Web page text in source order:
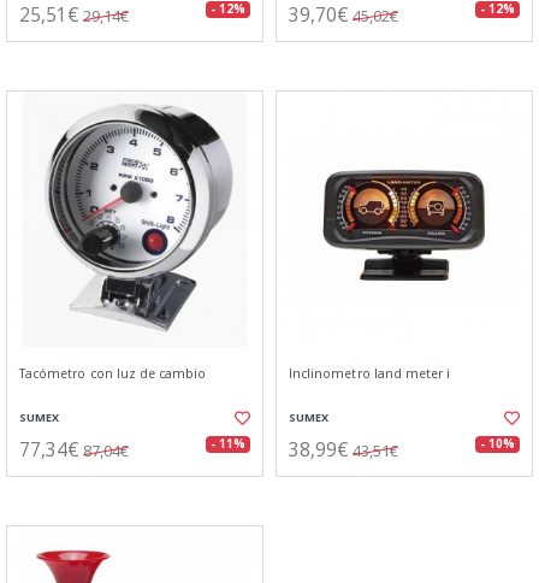
25,51€ 29,14€ - 12% 39,70€ 45,02€ - 12%
Tacómetro con luz de cambio
SUMEX
77,34€ 87,04€ - 11%
Inclinometro land meter i
SUMEX
38,99€ 43,51€ - 10%